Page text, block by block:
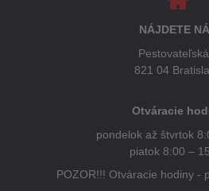
NÁJDETE
821 04
Otváracie
pondelok až štvrtok
piatok 8:00 –
POZOR!!! Otváracie hodiny -